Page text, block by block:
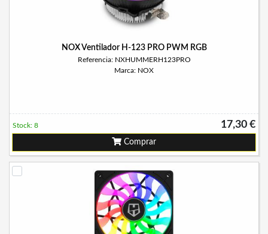
NOX Ventilador H-123 PRO PWM RGB
Referencia: NXHUMMERH123PRO
Marca: NOX
17,30 €
Stock: 8
Comprar